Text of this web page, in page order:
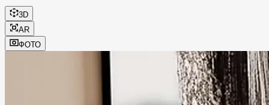
3D
AR
ФОТО